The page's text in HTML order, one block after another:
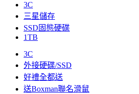
3C
三星儲存
SSD固態硬碟
1TB
3C
外接硬碟/SSD
好禮全都送
送Boxman聯名滑鼠